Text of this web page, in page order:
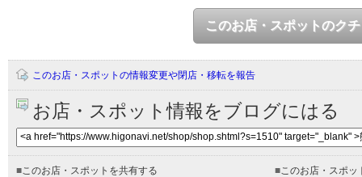
このお店・スポットのク
このお店・スポットの情報変更や閉店・移転を報告
お店・スポット情報をブログにはる
■ このお店・スポットを共有する ■ このお店・スポ